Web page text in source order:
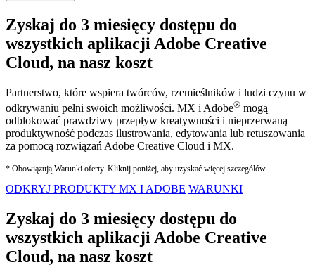
Zyskaj do 3 miesięcy dostępu do
wszystkich aplikacji Adobe Creative
Cloud, na nasz koszt
Partnerstwo, które wspiera twórców, rzemieślników i ludzi czynu w
odkrywaniu pełni swoich możliwości. MX i Adobe® mogą
odblokować prawdziwy przepływ kreatywności i nieprzerwaną
produktywność podczas ilustrowania, edytowania lub retuszowania
za pomocą rozwiązań Adobe Creative Cloud i MX.
* Obowiązują Warunki oferty. Kliknij poniżej, aby uzyskać więcej szczegółów.
ODKRYJ PRODUKTY MX I ADOBE WARUNKI
Zyskaj do 3 miesięcy dostępu do
wszystkich aplikacji Adobe Creative
Cloud, na nasz koszt